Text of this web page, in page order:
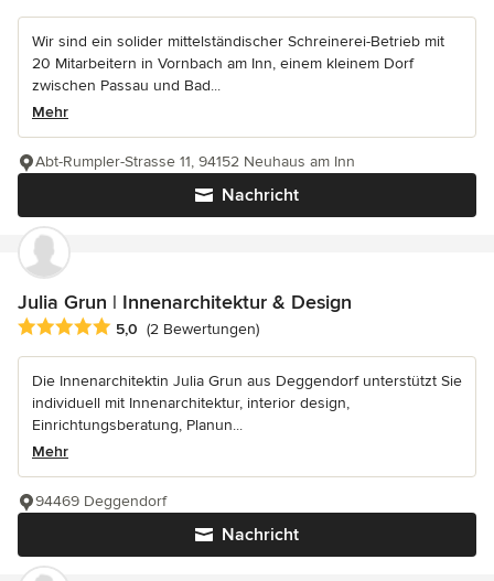
Wir sind ein solider mittelständischer Schreinerei-Betrieb mit
20 Mitarbeitern in Vornbach am Inn, einem kleinem Dorf
zwischen Passau und Bad...
Mehr
Nachricht
Abt-Rumpler-Strasse 11, 94152 Neuhaus am Inn
Julia Grun | Innenarchitektur & Design
Durchschnittliche Bewertung: 5 von 5 Sternen
5,0 (2 Bewertungen)
Die Innenarchitektin Julia Grun aus Deggendorf unterstützt Sie
individuell mit Innenarchitektur, interior design,
Einrichtungsberatung, Planun...
Mehr
Nachricht
94469 Deggendorf